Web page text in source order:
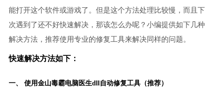
能打开这个软件或游戏了。但是这个方法处理比较慢，而且下
次遇到了还不好快速解决，那该怎么办呢？小编提供如下几种
解决方法，推荐使用专业的修复工具来解决同样的问题。
快速解决方法如下：
一、 使用金山毒霸电脑医生dll自动修复工具（推荐）